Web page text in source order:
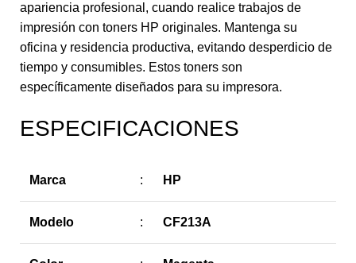
apariencia profesional, cuando realice trabajos de
impresión con toners HP originales. Mantenga su
oficina y residencia productiva, evitando desperdicio de
tiempo y consumibles. Estos toners son
específicamente diseñados para su impresora.
ESPECIFICACIONES
Marca : HP
Modelo : CF213A